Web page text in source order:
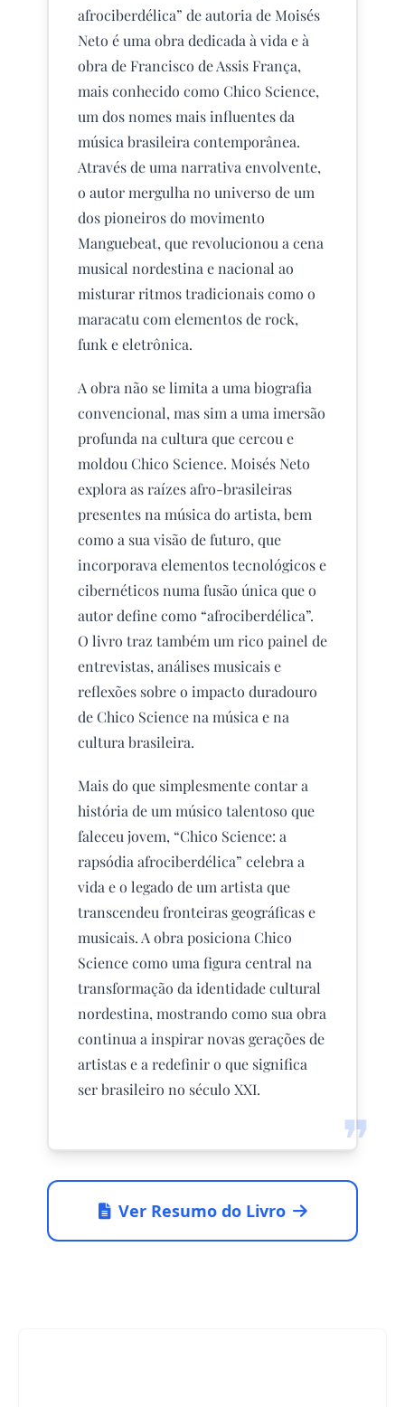
❞
afrociberdélica” de autoria de Moisés
Neto é uma obra dedicada à vida e à
obra de Francisco de Assis França,
mais conhecido como Chico Science,
um dos nomes mais influentes da
música brasileira contemporânea.
Através de uma narrativa envolvente,
o autor mergulha no universo de um
dos pioneiros do movimento
Manguebeat, que revolucionou a cena
musical nordestina e nacional ao
misturar ritmos tradicionais como o
maracatu com elementos de rock,
funk e eletrônica.
A obra não se limita a uma biografia
convencional, mas sim a uma imersão
profunda na cultura que cercou e
moldou Chico Science. Moisés Neto
explora as raízes afro-brasileiras
presentes na música do artista, bem
como a sua visão de futuro, que
incorporava elementos tecnológicos e
cibernéticos numa fusão única que o
autor define como “afrociberdélica”.
O livro traz também um rico painel de
entrevistas, análises musicais e
reflexões sobre o impacto duradouro
de Chico Science na música e na
cultura brasileira.
Mais do que simplesmente contar a
história de um músico talentoso que
faleceu jovem, “Chico Science: a
rapsódia afrociberdélica” celebra a
vida e o legado de um artista que
transcendeu fronteiras geográficas e
musicais. A obra posiciona Chico
Science como uma figura central na
transformação da identidade cultural
nordestina, mostrando como sua obra
continua a inspirar novas gerações de
artistas e a redefinir o que significa
ser brasileiro no século XXI.
Ver Resumo do Livro